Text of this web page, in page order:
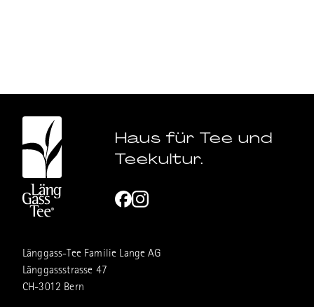
Haus für Tee und
Teekultur.
Länggass-Tee Familie Lange AG
Länggassstrasse 47
CH-3012 Bern